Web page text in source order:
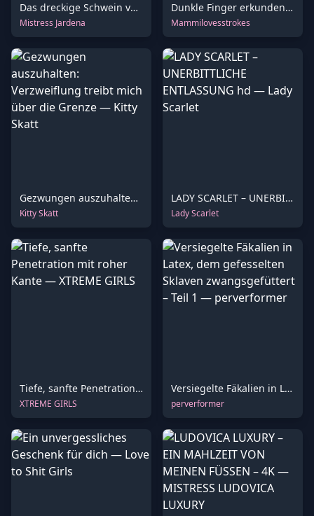
Das dreckige Schwein verschlang jeden letzten Bissen des Abfalls seiner Herrin
Mistress Jardena
Dunkle Finger erkunden ein verschmutztes Hinterteil, während Abfall ausgeschieden wird
Mammilovesstrokes
Gezwungen auszuhalten: Verzweiflung treibt mich über die Grenze
Kitty Skatt
LADY SCARLET – UNERBITTLICHE ENTLASSUNG hd
Lady Scarlet
Tiefe, sanfte Penetration mit roher Kante
XTREME GIRLS
Versiegelte Fäkalien in Latex, dem gefesselten Sklaven zwangsgefüttert – Teil 1
perverformer